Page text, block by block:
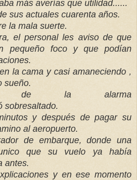
más averías que utilidad......
sus actuales cuarenta años.
la mala suerte.
el personal les aviso de que
pequeño foco y que podían
la cama y casi amaneciendo ,
sueño.
de la alarma
sobresaltado.
y después de pagar su
al aeropuerto.
de embarque, donde una
que su vuelo ya había
antes.
y en ese momento